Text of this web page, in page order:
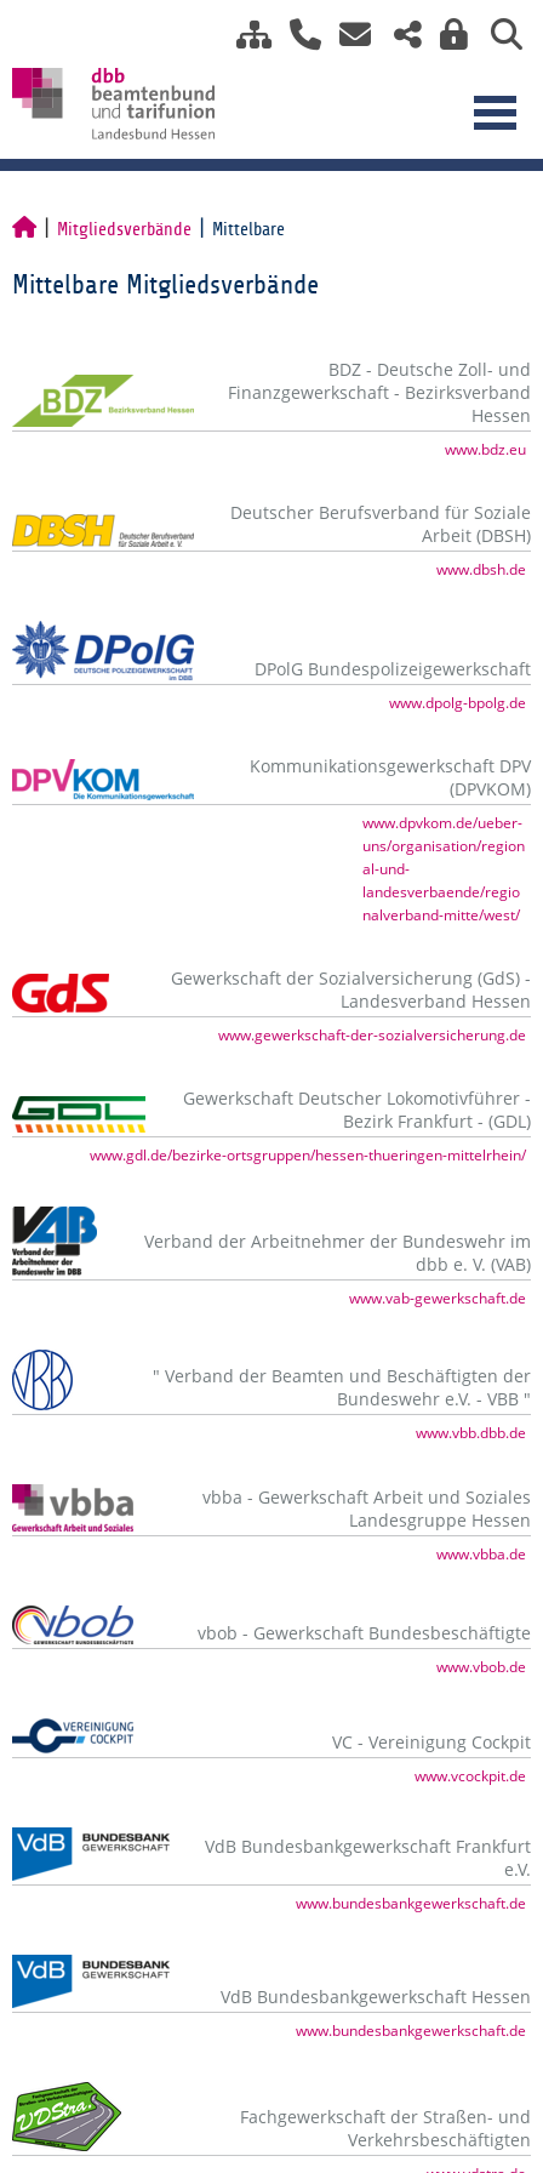
Mitgliedsverbände Mittelbare
Mittelbare Mitgliedsverbände
BDZ - Deutsche Zoll- und
Finanzgewerkschaft - Bezirksverband
Hessen
www.bdz.eu
Deutscher Berufsverband für Soziale
Arbeit (DBSH)
www.dbsh.de
DPolG Bundespolizeigewerkschaft
www.dpolg-bpolg.de
Kommunikationsgewerkschaft DPV
(DPVKOM)
www.dpvkom.de/ueber-
uns/organisation/region
al-und-
landesverbaende/regio
nalverband-mitte/west/
Gewerkschaft der Sozialversicherung (GdS) -
Landesverband Hessen
www.gewerkschaft-der-sozialversicherung.de
Gewerkschaft Deutscher Lokomotivführer -
Bezirk Frankfurt - (GDL)
www.gdl.de/bezirke-ortsgruppen/hessen-thueringen-mittelrhein/
Verband der Arbeitnehmer der Bundeswehr im
dbb e. V. (VAB)
www.vab-gewerkschaft.de
" Verband der Beamten und Beschäftigten der
Bundeswehr e.V. - VBB "
www.vbb.dbb.de
vbba - Gewerkschaft Arbeit und Soziales
Landesgruppe Hessen
www.vbba.de
vbob - Gewerkschaft Bundesbeschäftigte
www.vbob.de
VC - Vereinigung Cockpit
www.vcockpit.de
VdB Bundesbankgewerkschaft Frankfurt
e.V.
www.bundesbankgewerkschaft.de
VdB Bundesbankgewerkschaft Hessen
www.bundesbankgewerkschaft.de
Fachgewerkschaft der Straßen- und
Verkehrsbeschäftigten